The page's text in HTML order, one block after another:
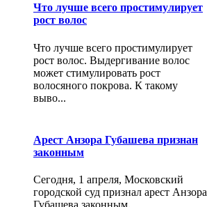
Что лучше всего простимулирует
рост волос
Что лучше всего простимулирует
рост волос. Выдергивание волос
может стимулировать рост
волосяного покрова. К такому
выво...
Арест Анзора Губашева признан
законным
Сегодня, 1 апреля, Московский
городской суд признал арест Анзора